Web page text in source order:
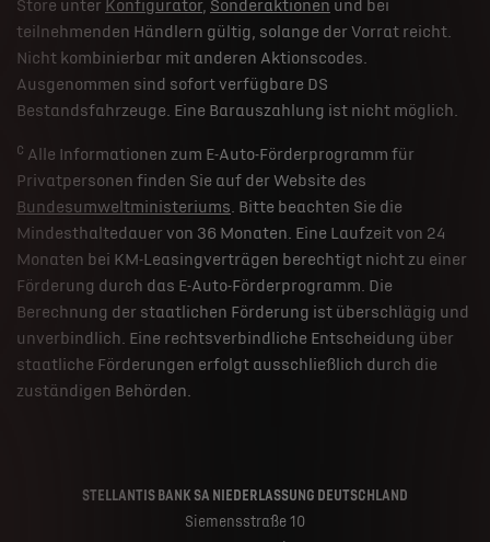
Store unter Konfigurator, Sonderaktionen und bei
teilnehmenden Händlern gültig, solange der Vorrat reicht.
Nicht kombinierbar mit anderen Aktionscodes.
Ausgenommen sind sofort verfügbare DS
Bestandsfahrzeuge. Eine Barauszahlung ist nicht möglich.
c Alle Informationen zum E-Auto-Förderprogramm für
Privatpersonen finden Sie auf der Website des
Bundesumweltministeriums. Bitte beachten Sie die
Mindesthaltedauer von 36 Monaten. Eine Laufzeit von 24
Monaten bei KM-Leasingverträgen berechtigt nicht zu einer
Förderung durch das E-Auto-Förderprogramm. Die
Berechnung der staatlichen Förderung ist überschlägig und
unverbindlich. Eine rechtsverbindliche Entscheidung über
staatliche Förderungen erfolgt ausschließlich durch die
zuständigen Behörden.
STELLANTIS BANK SA NIEDERLASSUNG DEUTSCHLAND
Siemensstraße 10